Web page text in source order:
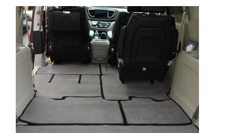
браузером. Это,
и т.д. Если Вы
согласие на обработку
Положении по
+7 (351) 277 91 67